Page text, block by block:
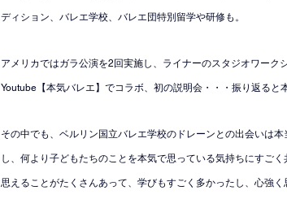
ディション、バレエ学校、バレエ団特別留学や研修も。
アメリカではガラ公演を2回実施し、ライナーのスタジオワー
Youtube【本気バレエ】でコラボ、初の説明会・・・振り返ると
その中でも、ベルリン国立バレエ学校のドレーンとの出会いは
し、何より子どもたちのことを本気で思っている気持ちにすご
思えることがたくさんあって、学びもすごく多かったし、心強く